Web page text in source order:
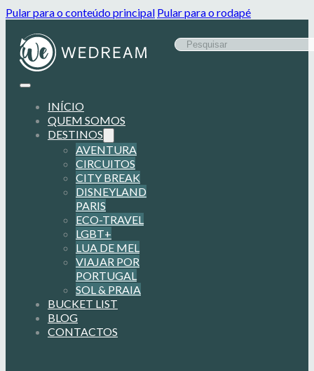
Pular para o conteúdo principal Pular para o rodapé
INÍCIO
QUEM SOMOS
DESTINOS
AVENTURA
CIRCUITOS
CITY BREAK
DISNEYLAND
PARIS
ECO-TRAVEL
LGBT+
LUA DE MEL
VIAJAR POR
PORTUGAL
SOL & PRAIA
BUCKET LIST
BLOG
CONTACTOS